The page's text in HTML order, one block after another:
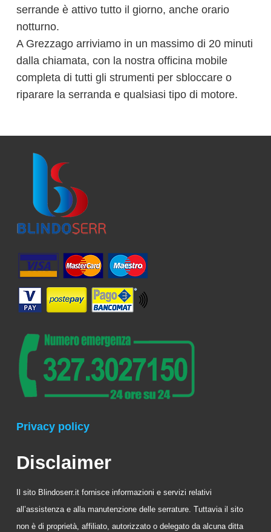
serrande è attivo tutto il giorno, anche orario
notturno.
A Grezzago arriviamo in un massimo di 20 minuti
dalla chiamata, con la nostra officina mobile
completa di tutti gli strumenti per sbloccare o
riparare la serranda e qualsiasi tipo di motore.
Privacy policy
Disclaimer
Il sito Blindoserr.it fornisce informazioni e servizi relativi
all’assistenza e alla manutenzione delle serrature. Tuttavia il sito
non è di proprietà, affiliato, autorizzato o delegato da alcuna ditta